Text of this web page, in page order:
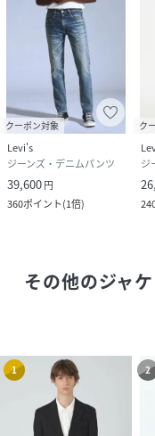
クーポン対象
Levi's
ジーンズ・デニムパンツ
39,600円
360ポイント(1倍)
ク
ジ
その他のジャ
1 2